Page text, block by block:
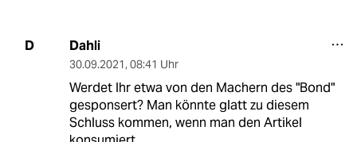
D Dahli
30.09.2021, 08:41 Uhr
Werdet Ihr etwa von den Machern des "Bond"
gesponsert? Man könnte glatt zu diesem
Schluss kommen, wenn man den Artikel